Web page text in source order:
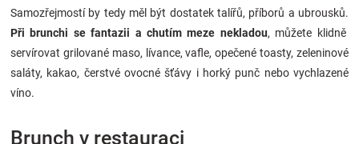
Samozřejmostí by tedy měl být dostatek talířů, příborů a ubrousků.
Při brunchi se fantazii a chutím meze nekladou, můžete klidně
servírovat grilované maso, lívance, vafle, opečené toasty, zeleninové
saláty, kakao, čerstvé ovocné šťávy i horký punč nebo vychlazené
víno.
Brunch v restauraci